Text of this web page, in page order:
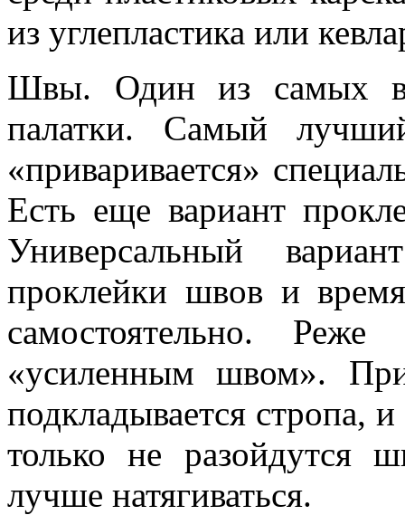
из углепластика или
Швы. Один из самых
палатки. Самый
«приваривается»
Есть еще вариант
Универсальный
проклейки швов и
самостоятельно.
«усиленным швом».
подкладывается стропа,
только не разойдутся
лучше натягиваться.